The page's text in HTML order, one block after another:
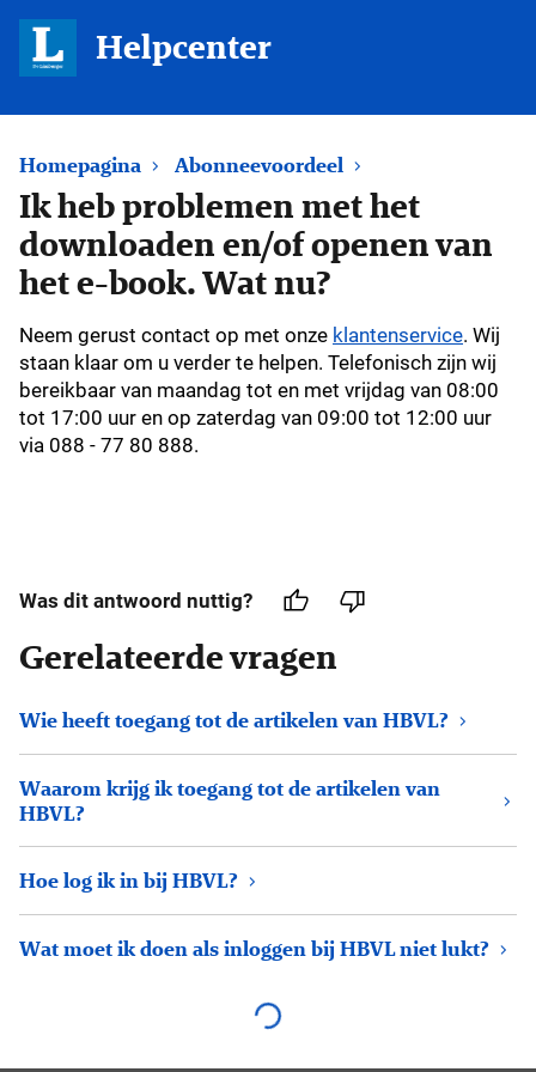
Helpcenter
Homepagina Abonneevoordeel
Ik heb problemen met het
downloaden en/of openen van
het e-book. Wat nu?
Neem gerust contact op met onze klantenservice. Wij
staan klaar om u verder te helpen. Telefonisch zijn wij
bereikbaar van maandag tot en met vrijdag van 08:00
tot 17:00 uur en op zaterdag van 09:00 tot 12:00 uur
via 088 - 77 80 888.
Was dit antwoord nuttig?
Gerelateerde vragen
Wie heeft toegang tot de artikelen van HBVL?
Waarom krijg ik toegang tot de artikelen van
HBVL?
Hoe log ik in bij HBVL?
Wat moet ik doen als inloggen bij HBVL niet lukt?